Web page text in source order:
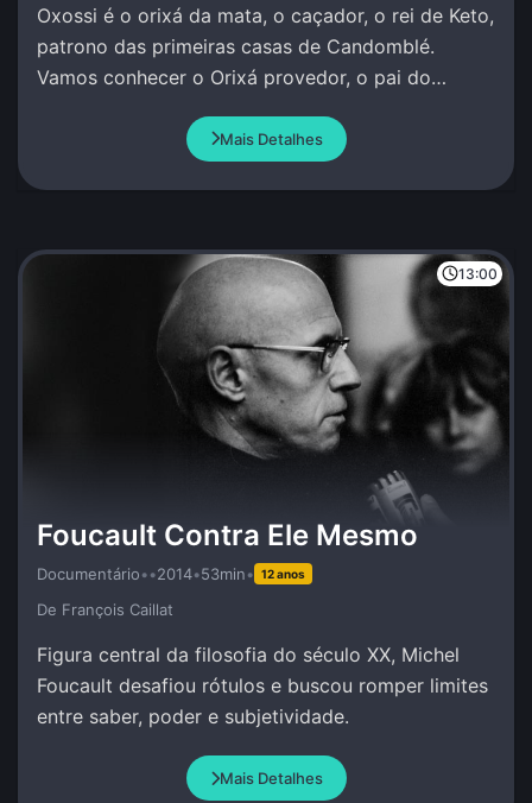
Oxossi é o orixá da mata, o caçador, o rei de Keto,
patrono das primeiras casas de Candomblé.
Vamos conhecer o Orixá provedor, o pai do
Mais Detalhes
13:00
Foucault Contra Ele Mesmo
Documentário••2014•53min• 12 anos
De François Caillat
Figura central da filosofia do século XX, Michel
Foucault desafiou rótulos e buscou romper limites
entre saber, poder e subjetividade.
Mais Detalhes